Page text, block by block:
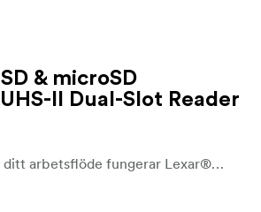
& microSD
II Dual-Slot Reader
För att snabba upp ditt arbetsflöde fungerar Lexar® Professional USB-C™ Dual-Slot Reader med SD™- och microSD™ UHS-II-kort och ger kreativa användare snabba överföringshastigheter på upp till 312 MB/s1 i läsning. För extra bekvämlighet är den bakåtkompatibel med UHS-I-kort och har en USB-C™-kontakt för att fungera med USB-C™-datorer.